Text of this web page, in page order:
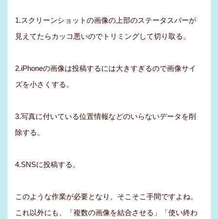
1.スクリーンショットの画像の上部のステータスバーが
見えてたらカッコ悪いのでトリミングして切り取る。
2.iPhoneの画像は投稿するには大きすぎるので画像サイ
ズを小さくする。
3.写真に付いている位置情報などのいらないデータを削
除する。
4.SNSに投稿する。
このような作業が必要となり、そこそこ手間ですよね。
これ以外にも、「複数の画像を結合させる」「使い終わ